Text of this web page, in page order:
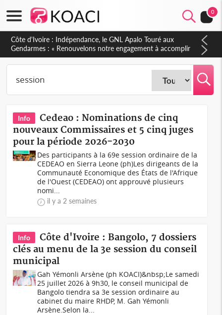
0
Sierra Leone : Un projet de réforme constitutionnelle en
gestation, points clés des amendements, un exclu d'avance
Info
Cedeao : Nominations de cinq
nouveaux Commissaires et 5 cinq juges
pour la période 2026-2030
Des participants à la 69e session ordinaire de la
CEDEAO en Sierra Leone (ph)Les dirigeants de la
Communauté Economique des États de l'Afrique
de l'Ouest (CEDEAO) ont approuvé plusieurs
nomi...
il y a 2 semaines
Info
Côte d'Ivoire : Bangolo, 7 dossiers
clés au menu de la 3e session du conseil
municipal
Gah Yémonli Arsène (ph KOACI)&nbsp;Le samedi
25 juillet 2026 à 9h30, le conseil municipal de
Bangolo tiendra sa 3e session ordinaire au
cabinet du maire RHDP, M. Gah Yémonli
Arsène.Selon la...